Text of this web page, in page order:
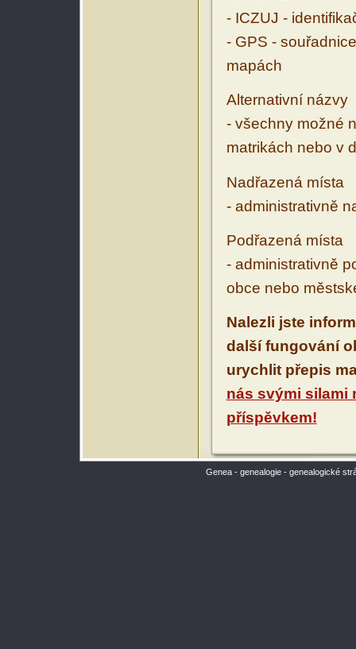
- ICZUJ -
- GPS -
mapách
Alternativní názvy
- všechny možné
matrikách nebo v
Nadřazená místa
- administrativně
Podřazená místa
- administrativně
obce nebo
Nalezli jste
další fungování
urychlit přepis
nás svými silami
příspěvkem!
Genea - genealogie - genealogické